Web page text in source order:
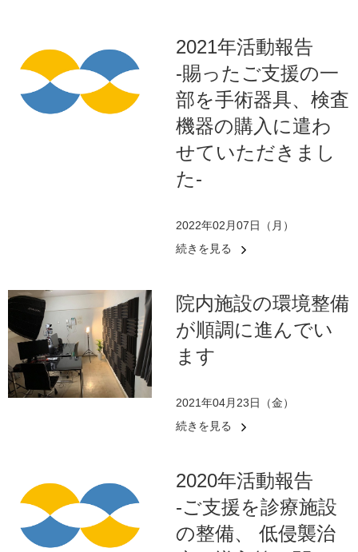
2021年活動報告
-賜ったご支援の一
部を手術器具、検査
機器の購入に遣わ
せていただきまし
た-
2022年02月07日（月）
続きを見る
院内施設の環境整備
が順調に進んでい
ます
2021年04月23日（金）
続きを見る
2020年活動報告
-ご支援を診療施設
の整備、 低侵襲治